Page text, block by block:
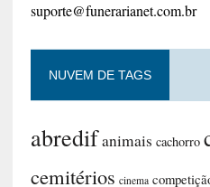
suporte@funerarianet.com.br
NUVEM DE TAGS
abredifanimais cachorro
cemitérios cinema